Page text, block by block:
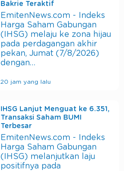
Bakrie Teraktif
EmitenNews.com - Indeks
Harga Saham Gabungan
(IHSG) melaju ke zona hijau
pada perdagangan akhir
pekan, Jumat (7/8/2026)
dengan…
20 jam yang lalu
IHSG Lanjut Menguat ke 6.351,
Transaksi Saham BUMI
Terbesar
EmitenNews.com - Indeks
Harga Saham Gabungan
(IHSG) melanjutkan laju
positifnya pada